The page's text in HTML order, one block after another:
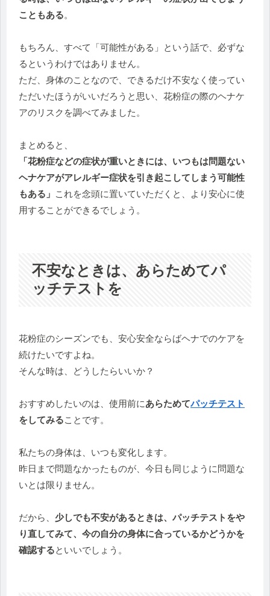
こともある。
もちろん、すべて「可能性がある」という話で、必ずな
るというわけではありません。
ただ、身体のことなので、できるだけ不安なく使ってい
ただいたほうがいいだろうと思い、花粉症の際のヘナケ
アのリスクを調べてみました。
まとめると、
「花粉症などの症状が重いときには、いつもは問題ない
ヘナケアがアレルギー症状を引き起こしてしまう可能性
もある」 これを念頭に置いていただくと、より安心に使
用することができるでしょう。
不安なときは、あらためてパ
ッチテストを
花粉症のシーズンでも、安心安全ならばヘナでのケアを
続けたいですよね。
そんな時は、どうしたらいいか？
おすすめしたいのは、使用前にあらためてパッチテスト
をしてみることです。
私たちの身体は、いつも変化します。
昨日まで問題なかったものが、今日も同じように問題な
いとは限りません。
だから、 少しでも不安があるときは、パッチテストをや
り直してみて、今の自分の身体に合っているかどうかを
確認するといいでしょう。